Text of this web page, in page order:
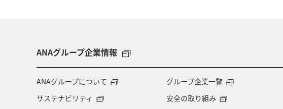
ANAグループ企業情報
ANAグループについて グループ企業一覧
サステナビリティ
安全の取り組み